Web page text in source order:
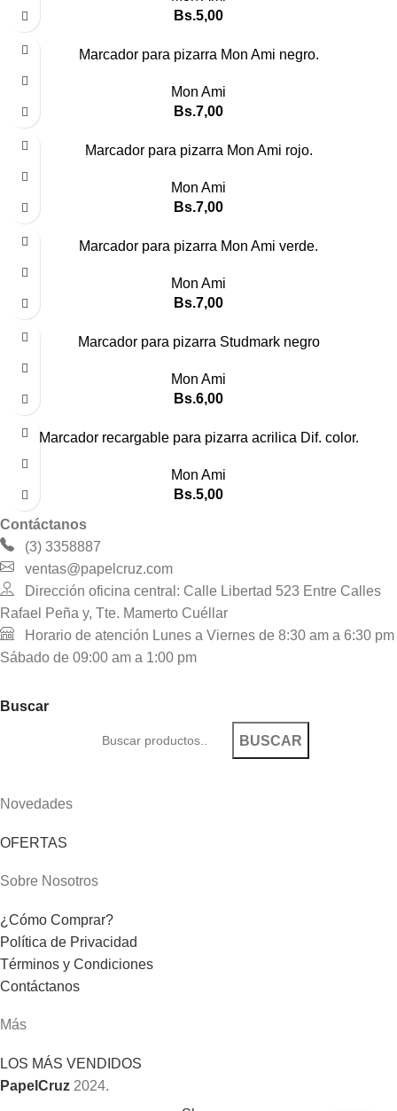
Bs.5,00
Marcador para pizarra Mon Ami negro.
Mon Ami
Bs.7,00
Marcador para pizarra Mon Ami rojo.
Mon Ami
Bs.7,00
Marcador para pizarra Mon Ami verde.
Mon Ami
Bs.7,00
Marcador para pizarra Studmark negro
Mon Ami
Bs.6,00
Marcador recargable para pizarra acrilica Dif. color.
Mon Ami
Bs.5,00
Contáctanos
(3) 3358887
ventas@papelcruz.com
Dirección oficina central: Calle Libertad 523 Entre Calles
Rafael Peña y, Tte. Mamerto Cuéllar
Horario de atención Lunes a Viernes de 8:30 am a 6:30 pm
Sábado de 09:00 am a 1:00 pm
Buscar
BUSCAR
Novedades
OFERTAS
Sobre Nosotros
¿Cómo Comprar?
Política de Privacidad
Términos y Condiciones
Contáctanos
Más
LOS MÁS VENDIDOS
PapelCruz 2024.